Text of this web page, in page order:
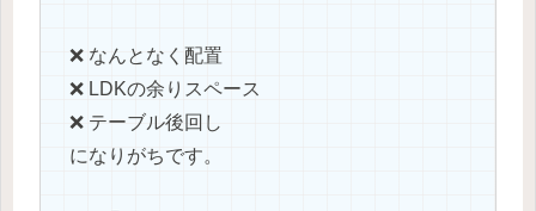
❌ なんとなく配置
❌ LDKの余りスペース
❌ テーブル後回し
になりがちです。